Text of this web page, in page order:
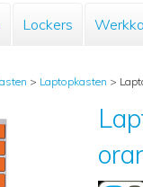
Lockers
> Laptopkasten >